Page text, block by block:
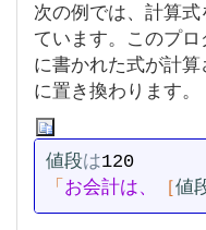
次の例では、計算
ています。このプ
に書かれた式が計
に置き換わります。
値段は
120
「 お会計は、 ［値